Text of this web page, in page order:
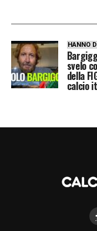
HANNO
svelo
della
calcio